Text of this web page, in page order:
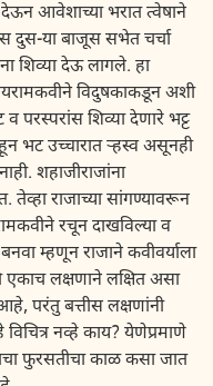
आवेशाच्या भरात त्वेषाने
दुस-या बाजूस सभेत चर्चा
शिव्या देऊ लागले. हा
विदुषकाकडून अशी
परस्परांस शिव्या देणारे भट्ट
भट उच्चारात ऱ्हस्व असूनही
शहाजीराजांना
तेव्हा राजाच्या सांगण्यावरून
रचून दाखविल्या व
म्हणून राजाने कवीवर्याला
एकाच लक्षणाने लक्षित असा
परंतु बत्तीस लक्षणांनी
नव्हे काय? येणेप्रमाणे
फुरसतीचा काळ कसा जात